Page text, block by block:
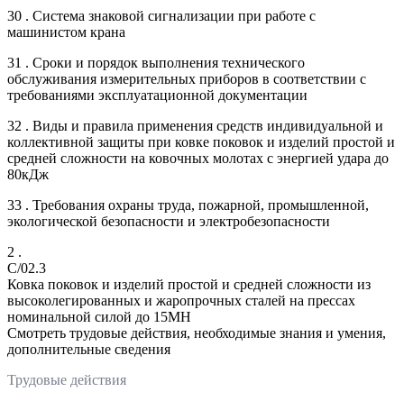
30 . Система знаковой сигнализации при работе с
машинистом крана
31 . Сроки и порядок выполнения технического
обслуживания измерительных приборов в соответствии с
требованиями эксплуатационной документации
32 . Виды и правила применения средств индивидуальной и
коллективной защиты при ковке поковок и изделий простой и
средней сложности на ковочных молотах с энергией удара до
80кДж
33 . Требования охраны труда, пожарной, промышленной,
экологической безопасности и электробезопасности
2 .
C/02.3
Ковка поковок и изделий простой и средней сложности из
высоколегированных и жаропрочных сталей на прессах
номинальной силой до 15МН
Смотреть трудовые действия, необходимые знания и умения,
дополнительные сведения
Трудовые действия